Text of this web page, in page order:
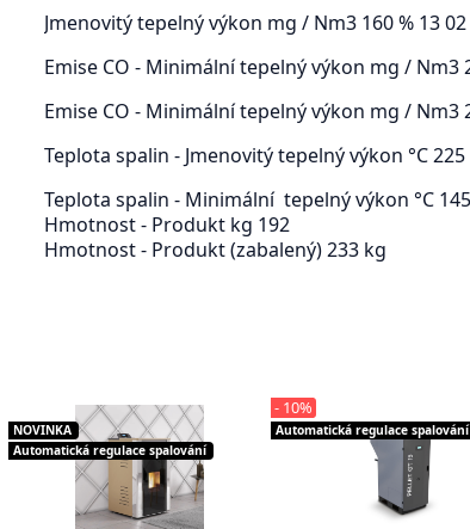
Jmenovitý tepelný výkon mg / Nm3 160 % 13 02
Emise CO - Minimální tepelný výkon mg / Nm3
Emise CO - Minimální tepelný výkon mg / Nm3
Teplota spalin - Jmenovitý tepelný výkon °C 225
Teplota spalin - Minimální tepelný výkon °C 145
Hmotnost - Produkt kg 192
Hmotnost - Produkt (zabalený) 233 kg
NOVINKA
Automatická regulace spalování
Automatická regulace spalování
- 10%